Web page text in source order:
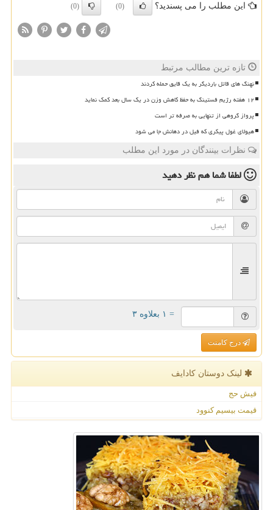
این مطلب را می پسندید؟ (0)
(0)
تازه ترین مطالب مرتبط
نهنگ های قاتل باردیگر به یک قایق حمله کردند
۱۲ هفته رژیم فستینگ به حفظ کاهش وزن در یک سال بعد کمک نماید
پرواز گروهی از تنهایی به صرفه تر است
هیولای غول پیکری که فیل در دهانش جا می شود
نظرات بینندگان در مورد این مطلب
لطفا شما همنظر دهید
= ۱ بعلاوه ۳
درج کامنت
لینک دوستان كادایف
فیش حج
قیمت بیسیم کنوود